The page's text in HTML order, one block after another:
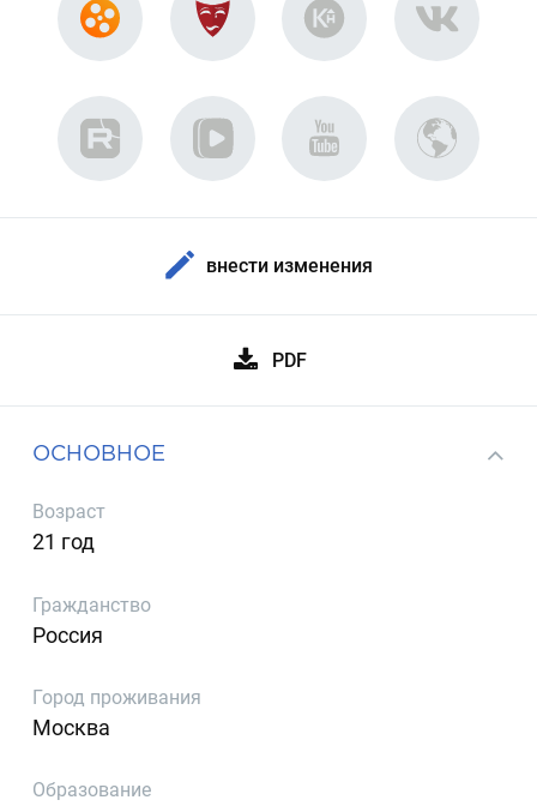
внести изменения
PDF
ОСНОВНОЕ
Возраст
21 год
Гражданство
Россия
Город проживания
Москва
Образование